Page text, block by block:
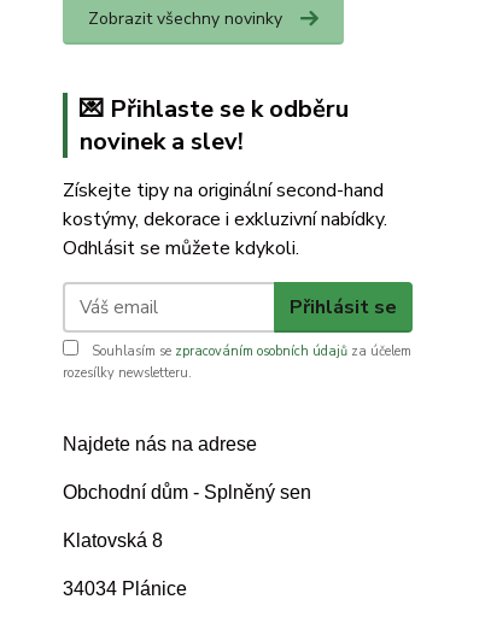
Zobrazit všechny novinky
💌 Přihlaste se k odběru
novinek a slev!
Získejte tipy na originální second-hand
kostýmy, dekorace i exkluzivní nabídky.
Odhlásit se můžete kdykoli.
Přihlásit se
Souhlasím se zpracováním osobních údajů za účelem
rozesílky newsletteru.
Najdete nás na adrese
Obchodní dům - Splněný sen
Klatovská 8
34034 Plánice